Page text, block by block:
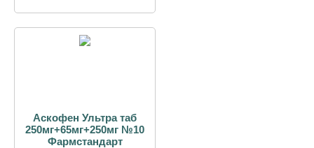
Аскофен Ультра таб
250мг+65мг+250мг №10
Фармстандарт